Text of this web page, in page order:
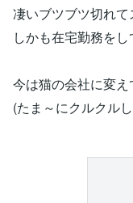
凄いブツブツ切れて
しかも在宅勤務を
今は猫の会社に変え
(たま～にクルクル